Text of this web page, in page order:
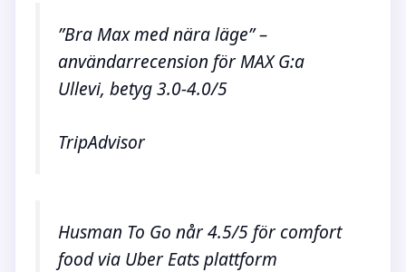
”Bra Max med nära läge” –
användarrecension för MAX G:a
Ullevi, betyg 3.0-4.0/5
TripAdvisor
Husman To Go når 4.5/5 för comfort
food via Uber Eats plattform